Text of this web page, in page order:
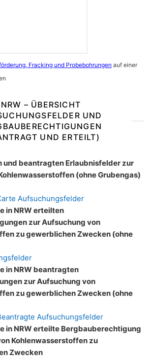
Fracking und Probebohrungen auf einer
NRW – ÜBERSICHT
UND
UND ERTEILT)
und beantragten Erlaubnisfelder zur
(ohne Grubengas)
Aufsuchungsfelder
in NRW erteilten
zur Aufsuchung von
zu gewerblichen Zwecken (ohne
in NRW beantragten
zur Aufsuchung von
zu gewerblichen Zwecken (ohne
Aufsuchungsfelder
in NRW erteilte Bergbauberechtigung
Kohlenwasserstoffen zu
Zwecken